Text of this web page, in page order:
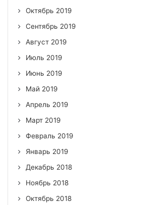
Октябрь 2019
Сентябрь 2019
Август 2019
Июль 2019
Июнь 2019
Май 2019
Апрель 2019
Март 2019
Февраль 2019
Январь 2019
Декабрь 2018
Ноябрь 2018
Октябрь 2018